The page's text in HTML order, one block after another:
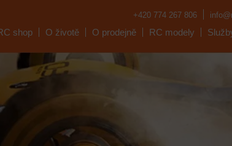
+420 774 267 806
shop O životě O prodejně RC modely